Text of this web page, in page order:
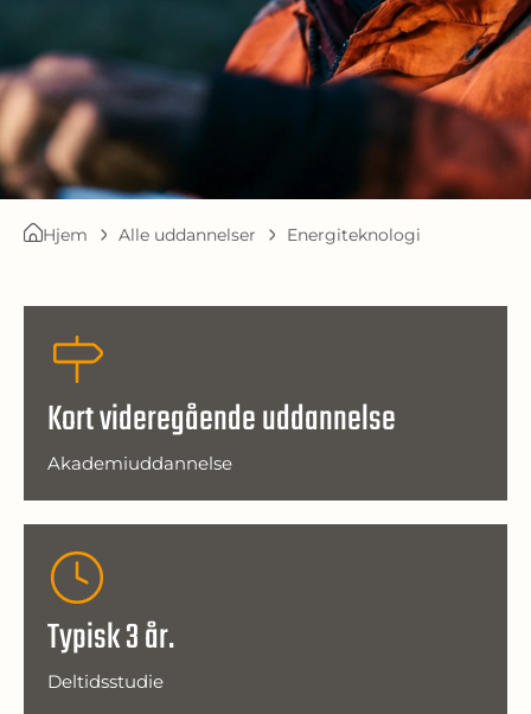
Hjem Alle uddannelser Energiteknologi
Kort videregående uddannelse
Akademiuddannelse
Typisk 3 år.
Deltidsstudie